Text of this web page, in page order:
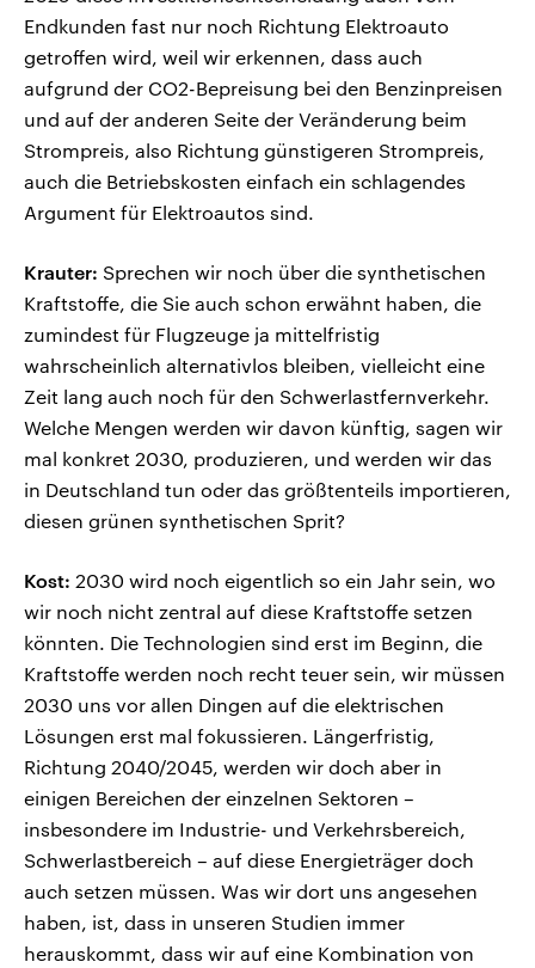
Endkunden fast nur noch Richtung Elektroauto
getroffen wird, weil wir erkennen, dass auch
aufgrund der CO2-Bepreisung bei den Benzinpreisen
und auf der anderen Seite der Veränderung beim
Strompreis, also Richtung günstigeren Strompreis,
auch die Betriebskosten einfach ein schlagendes
Argument für Elektroautos sind.
Krauter: Sprechen wir noch über die synthetischen
Kraftstoffe, die Sie auch schon erwähnt haben, die
zumindest für Flugzeuge ja mittelfristig
wahrscheinlich alternativlos bleiben, vielleicht eine
Zeit lang auch noch für den Schwerlastfernverkehr.
Welche Mengen werden wir davon künftig, sagen wir
mal konkret 2030, produzieren, und werden wir das
in Deutschland tun oder das größtenteils importieren,
diesen grünen synthetischen Sprit?
Kost: 2030 wird noch eigentlich so ein Jahr sein, wo
wir noch nicht zentral auf diese Kraftstoffe setzen
könnten. Die Technologien sind erst im Beginn, die
Kraftstoffe werden noch recht teuer sein, wir müssen
2030 uns vor allen Dingen auf die elektrischen
Lösungen erst mal fokussieren. Längerfristig,
Richtung 2040/2045, werden wir doch aber in
einigen Bereichen der einzelnen Sektoren –
insbesondere im Industrie- und Verkehrsbereich,
Schwerlastbereich – auf diese Energieträger doch
auch setzen müssen. Was wir dort uns angesehen
haben, ist, dass in unseren Studien immer
herauskommt, dass wir auf eine Kombination von